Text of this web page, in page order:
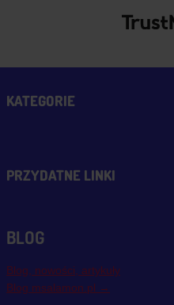
KATEGORIE
PRZYDATNE LINKI
BLOG
Blog, nowości, artykuły
Blog msalamon.pl →